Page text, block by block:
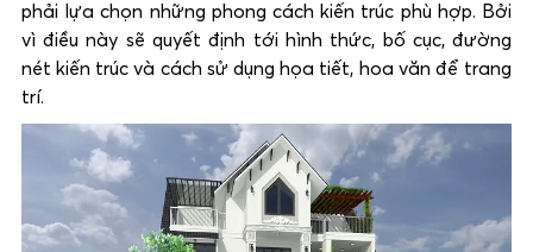
phải lựa chọn những phong cách kiến trúc phù hợp. Bởi
vì điều này sẽ quyết định tới hình thức, bố cục, đường
nét kiến trúc và cách sử dụng họa tiết, hoa văn để trang
trí.